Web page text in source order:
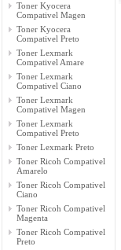
Toner Kyocera
Compativel Magen
Toner Kyocera
Compativel Preto
Toner Lexmark
Compativel Amare
Toner Lexmark
Compativel Ciano
Toner Lexmark
Compativel Magen
Toner Lexmark
Compativel Preto
Toner Lexmark Preto
Toner Ricoh Compativel
Amarelo
Toner Ricoh Compativel
Ciano
Toner Ricoh Compativel
Magenta
Toner Ricoh Compativel
Preto